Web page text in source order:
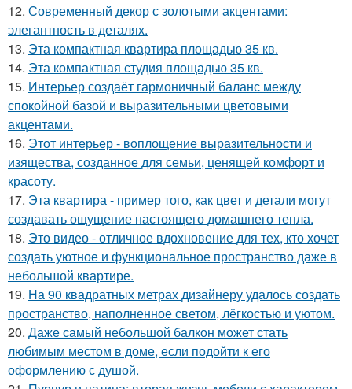
12. Современный декор с золотыми акцентами:
элегантность в деталях.
13. Эта компактная квартира площадью 35 кв.
14. Эта компактная студия площадью 35 кв.
15. Интерьер создаёт гармоничный баланс между
спокойной базой и выразительными цветовыми
акцентами.
16. Этот интерьер - воплощение выразительности и
изящества, созданное для семьи, ценящей комфорт и
красоту.
17. Эта квартира - пример того, как цвет и детали могут
создавать ощущение настоящего домашнего тепла.
18. Это видео - отличное вдохновение для тех, кто хочет
создать уютное и функциональное пространство даже в
небольшой квартире.
19. На 90 квадратных метрах дизайнеру удалось создать
пространство, наполненное светом, лёгкостью и уютом.
20. Даже самый небольшой балкон может стать
любимым местом в доме, если подойти к его
оформлению с душой.